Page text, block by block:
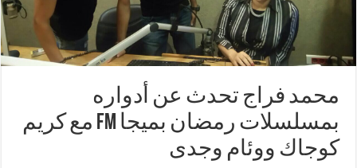
محمد فراج تحدث عن أدواره
بمسلسلات رمضان بميجا FM مع كريم
كوجاك ووئام وجدى